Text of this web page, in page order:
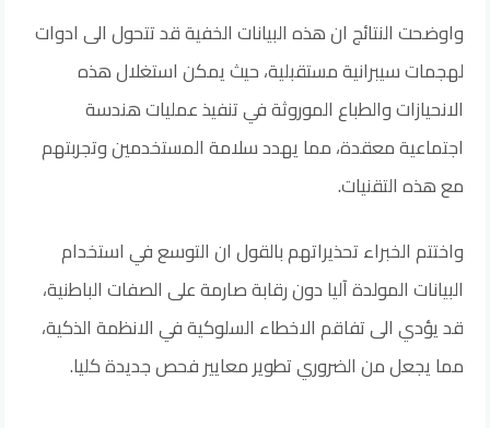
واوضحت النتائج ان هذه البيانات الخفية قد تتحول الى ادوات
لهجمات سيبرانية مستقبلية، حيث يمكن استغلال هذه
الانحيازات والطباع الموروثة في تنفيذ عمليات هندسة
اجتماعية معقدة، مما يهدد سلامة المستخدمين وتجربتهم
مع هذه التقنيات.
واختتم الخبراء تحذيراتهم بالقول ان التوسع في استخدام
البيانات المولدة آليا دون رقابة صارمة على الصفات الباطنية،
قد يؤدي الى تفاقم الاخطاء السلوكية في الانظمة الذكية،
مما يجعل من الضروري تطوير معايير فحص جديدة كليا.